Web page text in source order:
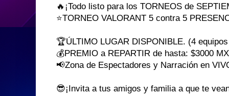
🔥¡Todo listo para los TORNEOS de
⭐️TORNEO VALORANT 5 contra 5
🏆ÚLTIMO LUGAR DISPONIBLE. (4
💰PREMIO a REPARTIR de hasta: $3000
📢Zona de Espectadores y Narración en
😎¡Invita a tus amigos y familia a que te